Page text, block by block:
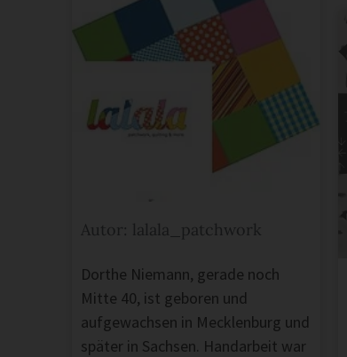
Autor: lalala_patchwork
Dorthe Niemann, gerade noch
Mitte 40, ist geboren und
aufgewachsen in Mecklenburg und
später in Sachsen. Handarbeit war